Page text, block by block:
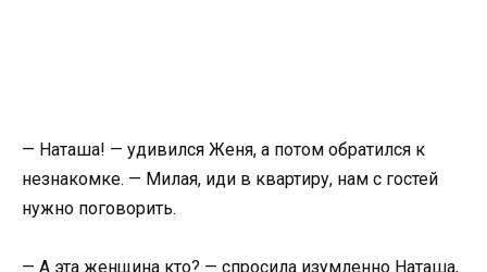
— Наташа! — удивился Женя, а потом обратился к
незнакомке. — Милая, иди в квартиру, нам с гостей
нужно поговорить.
— А эта женщина кто? — спросила изумленно Наташа,